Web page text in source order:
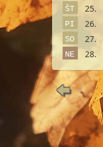
ŠT 25.
PI 26.
SO 27.
NE 28.